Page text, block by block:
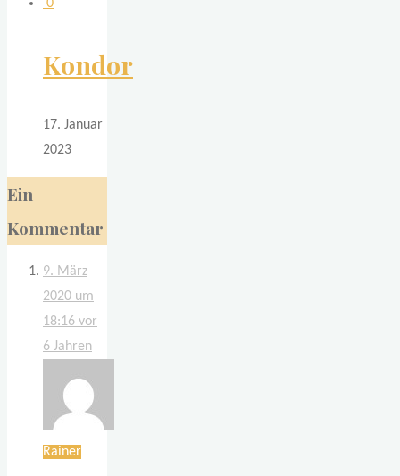
0
Kondor
17. Januar
2023
Ein
Kommentar
9. März
2020 um
18:16 vor
6 Jahren
Rainer